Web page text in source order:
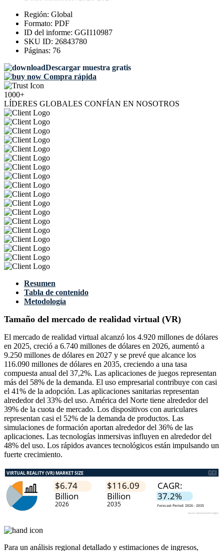
Región: Global
Formato: PDF
ID del informe: GGI110987
SKU ID: 26843780
Páginas: 76
Descargar muestra gratis
Compra rápida
1000+
LÍDERES GLOBALES CONFÍAN EN NOSOTROS
Resumen
Tabla de contenido
Metodología
Tamaño del mercado de realidad virtual (VR)
El mercado de realidad virtual alcanzó los 4.920 millones de dólares
en 2025, creció a 6.740 millones de dólares en 2026, aumentó a
9.250 millones de dólares en 2027 y se prevé que alcance los
116.090 millones de dólares en 2035, creciendo a una tasa
compuesta anual del 37,2%. Las aplicaciones de juegos representan
más del 58% de la demanda. El uso empresarial contribuye con casi
el 41% de la adopción. Las aplicaciones sanitarias representan
alrededor del 33% del uso. América del Norte tiene alrededor del
39% de la cuota de mercado. Los dispositivos con auriculares
representan casi el 52% de la demanda de productos. Las
simulaciones de formación aportan alrededor del 36% de las
aplicaciones. Las tecnologías inmersivas influyen en alrededor del
48% del uso. Los rápidos avances tecnológicos están impulsando un
fuerte crecimiento.
Para un análisis regional detallado y estimaciones de ingresos,